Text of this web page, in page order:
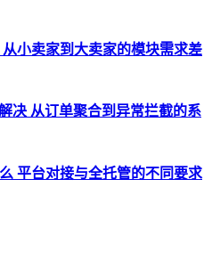
小卖家到大卖家的模块需求差
决 从订单聚合到异常拦截的系
平台对接与全托管的不同要求